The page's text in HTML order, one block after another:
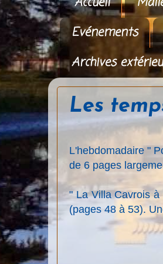
Evénements
Archives
Les
L'hebdomadaire "
de 6 pages
" La Villa Cavrois
(pages 48 à 53).